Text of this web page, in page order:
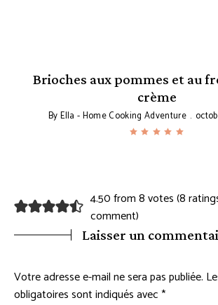
Brioches aux pommes et au
crème
ByElla - Home Cooking Adventure
4.50 from 8 votes (8
comment)
Laisser un
Votre adresse e-mail ne sera pas publiée.
obligatoires sont indiqués avec*